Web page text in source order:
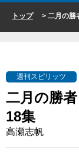
トップ> 二月の勝
週刊スピリッツ
二月の勝
18集
高瀬志帆